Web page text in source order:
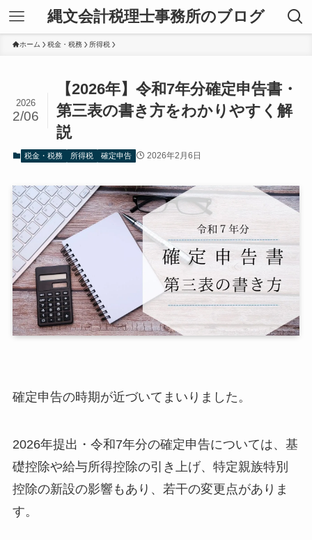
縄文会計税理士事務所のブログ
ホーム 税金・税務 所得税
【2026年】令和7年分確定申告書・
第三表の書き方をわかりやすく解
説
2026
2/06
税金・税務 所得税 確定申告 2026年2月6日
確定申告の時期が近づいてまいりました。
2026年提出・令和7年分の確定申告については、基
礎控除や給与所得控除の引き上げ、特定親族特別
控除の新設の影響もあり、若干の変更点がありま
す。